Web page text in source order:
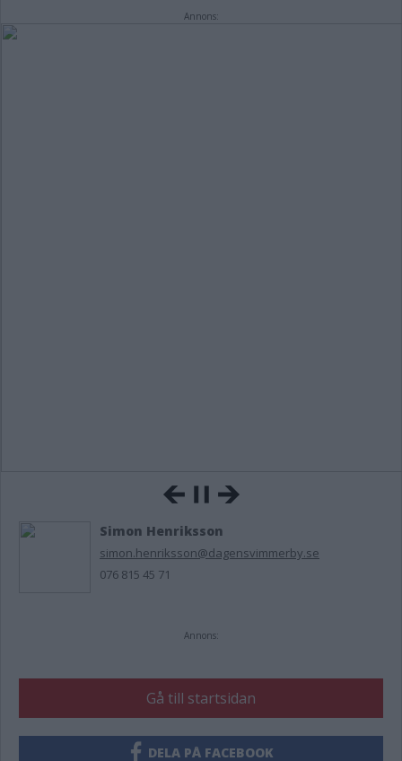
Annons:
Simon Henriksson
simon.henriksson@dagensvimmerby.se
076 815 45 71
Annons:
Gå till startsidan
DELA PÅ FACEBOOK